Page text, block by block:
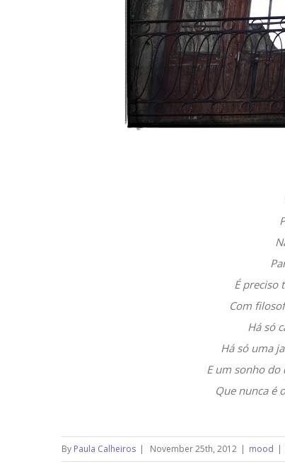
É preciso
Com
Há só
Há só uma
E um sonho do
Que nunca é
By Paula Calheiros | November 25th, 2012 | mood |